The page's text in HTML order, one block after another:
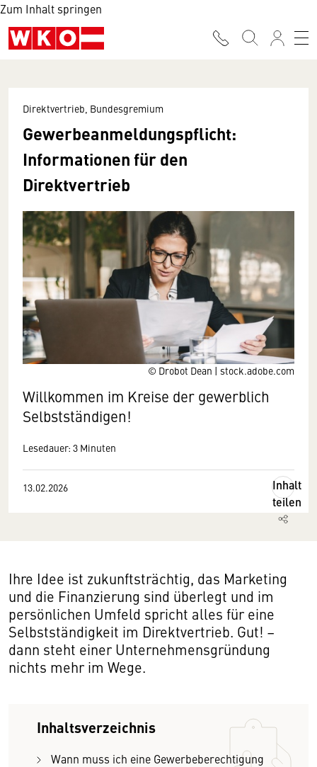
Zum Inhalt springen
© Drobot Dean | stock.adobe.com
Direktvertrieb, Bundesgremium
Gewerbeanmeldungspflicht:
Informationen für den
Direktvertrieb
Willkommen im Kreise der gewerblich
Selbstständigen!
Lesedauer: 3 Minuten
13.02.2026
Inhalt
teilen
Ihre Idee ist zukunftsträchtig, das Marketing
und die Finanzierung sind überlegt und im
persönlichen Umfeld spricht alles für eine
Selbstständigkeit im Direktvertrieb. Gut! –
dann steht einer Unternehmensgründung
nichts mehr im Wege.
Inhaltsverzeichnis
Wann muss ich eine Gewerbeberechtigung